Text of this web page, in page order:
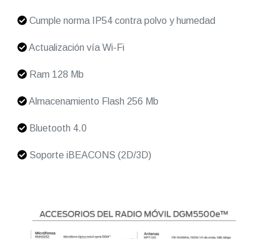
Cumple norma IP54 contra polvo y humedad
Actualización vía Wi-Fi
Ram 128 Mb
Almacenamiento Flash 256 Mb
Bluetooth 4.0
Soporte iBEACONS (2D/3D)